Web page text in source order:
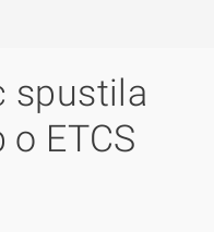
spustila
ETCS